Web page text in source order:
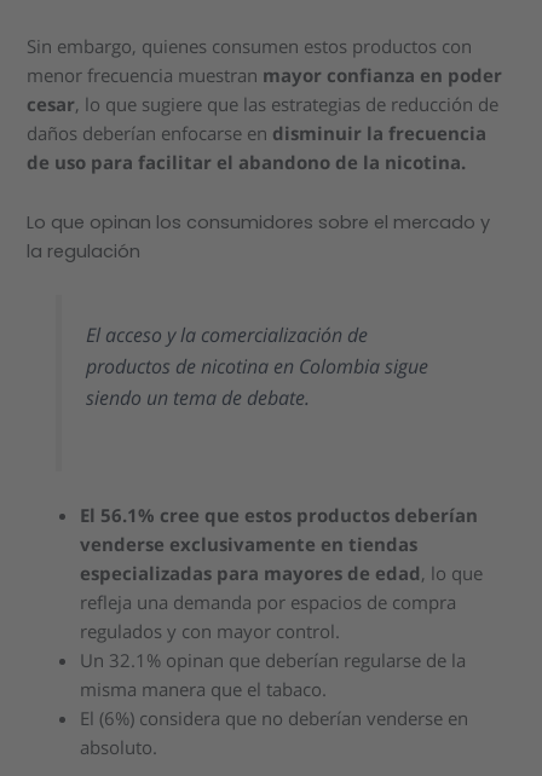
Sin embargo, quienes consumen estos productos con
menor frecuencia muestran mayor confianza en poder
cesar, lo que sugiere que las estrategias de reducción de
daños deberían enfocarse en disminuir la frecuencia
de uso para facilitar el abandono de la nicotina.
Lo que opinan los consumidores sobre el mercado y
la regulación
El acceso y la comercialización de
productos de nicotina en Colombia sigue
siendo un tema de debate.
El 56.1% cree que estos productos deberían
venderse exclusivamente en tiendas
especializadas para mayores de edad, lo que
refleja una demanda por espacios de compra
regulados y con mayor control.
Un 32.1% opinan que deberían regularse de la
misma manera que el tabaco.
El (6%) considera que no deberían venderse en
absoluto.